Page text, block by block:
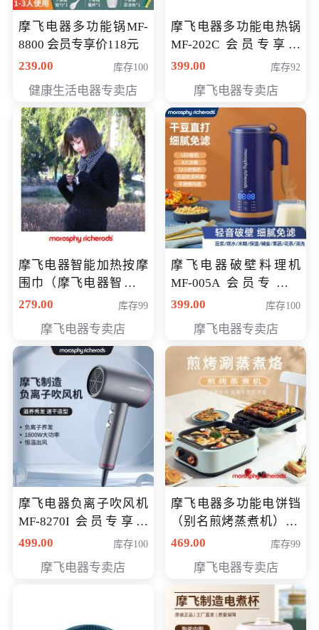
摩飞电器多功能锅MF-
8800 会员专享价118元
239.00
库存100
健康生活电器专卖店
摩飞电器多功能电热锅
MF-202C 会员专享价
269元
399.00 库存92
摩飞电器专卖店
摩飞电器智能加热按摩
围巾（摩飞电器智能加
热按摩围脖） 会员专享
279.00 库存99
摩飞电器专卖店
摩飞电器破壁料理机
MF-005A 会员专享价
198元
399.00 库存100
摩飞电器专卖店
摩飞电器负离子吹风机
MF-8270I 会员专享价
369元
499.00 库存100
摩飞电器专卖店
摩飞电器多功能电饼铛
（别名煎烤蒸煮机） 型
号MF-8888B 会员专享
469.00 库存99
摩飞电器专卖店